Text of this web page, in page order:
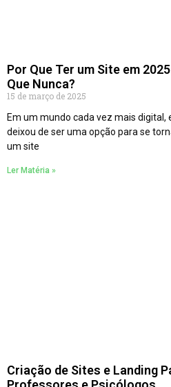
Por Que Ter um Site em
Que Nunca?
15 de março de 2025
Em um mundo cada vez mais
deixou de ser uma opção para se
um site
Ler Matéria »
Criação de Sites e Landing